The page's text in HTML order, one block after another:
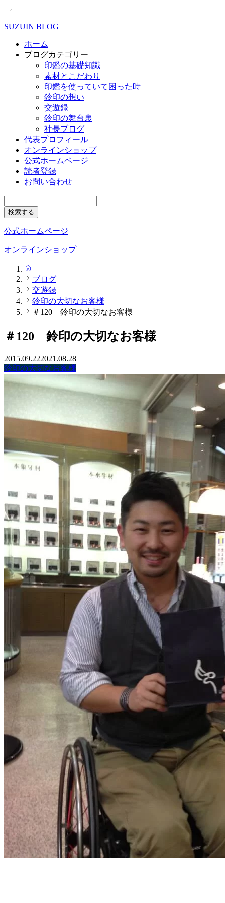
SUZUIN BLOG
ホーム
ブログカテゴリー
印鑑の基礎知識
素材とこだわり
印鑑を使っていて困った時
鈴印の想い
交遊録
鈴印の舞台裏
社長ブログ
代表プロフィール
オンラインショップ
公式ホームページ
読者登録
お問い合わせ
公式ホームページ
オンラインショップ
ブログ
交遊録
鈴印の大切なお客様
＃120 鈴印の大切なお客様
＃120 鈴印の大切なお客様
2015.09.222021.08.28
鈴印の大切なお客様